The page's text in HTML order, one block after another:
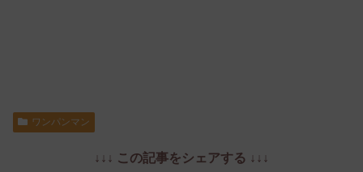
ワンパンマン
↓↓↓ この記事をシェアする ↓↓↓